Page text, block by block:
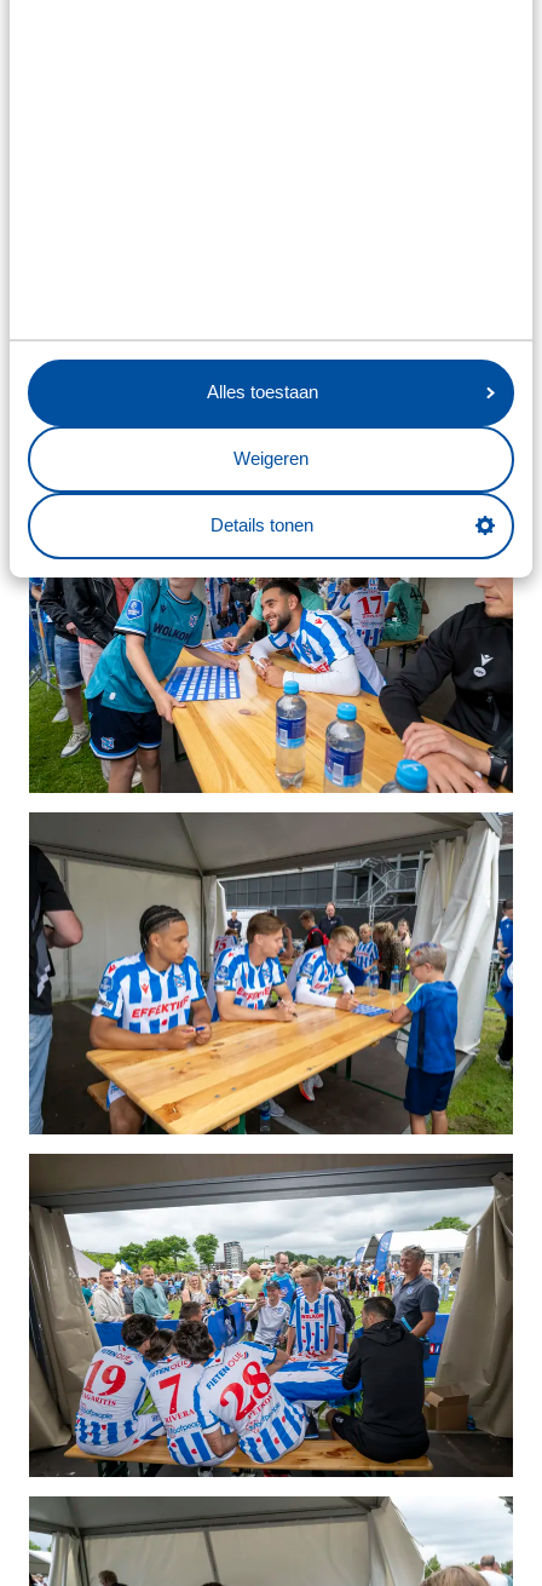
Alles toestaan
Weigeren
Details tonen